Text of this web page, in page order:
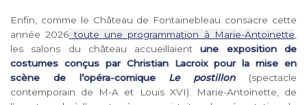
Enfin, comme le Château de Fontainebleau consacre cette
année 2026 toute une programmation à Marie-Antoinette
les salons du château accueillaientune exposition de
costumes conçus par Christian Lacroix pour la mise en
scène de l’opéra-comique Le postillon(spectacle
contemporain de M-A et Louis XVI). Marie-Antoinette, de